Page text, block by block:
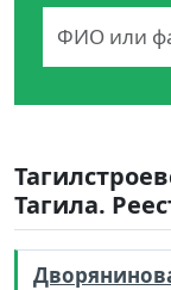
Тагила.